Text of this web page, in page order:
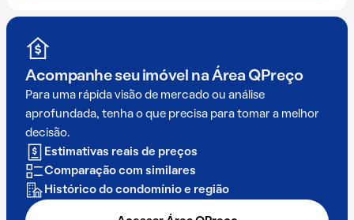
Acompanhe seu imóvel na Área QPreço
Para uma rápida visão de mercado ou análise
aprofundada, tenha o que precisa para tomar a melhor
decisão.
Estimativas reais de preços
Comparação com similares
Histórico do condomínio e região